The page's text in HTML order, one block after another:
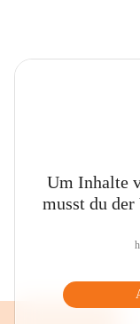
Um Inhalte
musst du